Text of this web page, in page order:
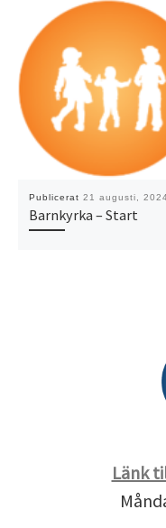
Publicerat 21 augusti,
Barnkyrka – Start
Länk